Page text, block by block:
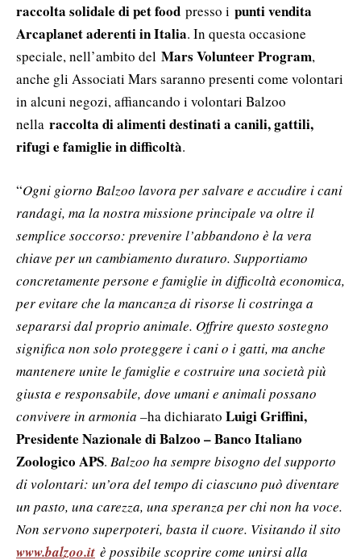
raccolta solidale di pet food presso i punti vendita
Arcaplanet aderenti in Italia. In questa occasione
speciale, nell’ambito del Mars Volunteer Program,
anche gli Associati Mars saranno presenti come volontari
in alcuni negozi, affiancando i volontari Balzoo
nella raccolta di alimenti destinati a canili, gattili,
rifugi e famiglie in difficoltà.
“Ogni giorno Balzoo lavora per salvare e accudire i cani
randagi, ma la nostra missione principale va oltre il
semplice soccorso: prevenire l’abbandono è la vera
chiave per un cambiamento duraturo. Supportiamo
concretamente persone e famiglie in difficoltà economica,
per evitare che la mancanza di risorse li costringa a
separarsi dal proprio animale. Offrire questo sostegno
significa non solo proteggere i cani o i gatti, ma anche
mantenere unite le famiglie e costruire una società più
giusta e responsabile, dove umani e animali possano
convivere in armonia –ha dichiarato Luigi Griffini,
Presidente Nazionale di Balzoo – Banco Italiano
Zoologico APS. Balzoo ha sempre bisogno del supporto
di volontari: un’ora del tempo di ciascuno può diventare
un pasto, una carezza, una speranza per chi non ha voce.
Non servono superpoteri, basta il cuore. Visitando il sito
www.balzoo.it è possibile scoprire come unirsi alla